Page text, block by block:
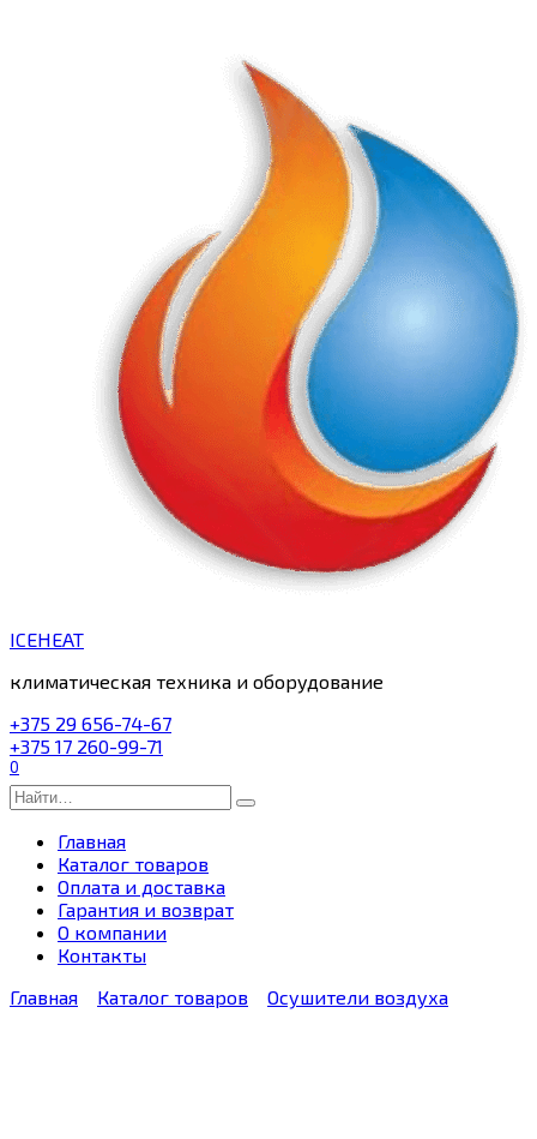
ICEHEAT
климатическая техника и оборудование
+375 29 656-74-67
+375 17 260-99-71
0
Search
for:
Главная
Каталог товаров
Оплата и доставка
Гарантия и возврат
О компании
Контакты
Главная
Каталог товаров Осушители воздуха